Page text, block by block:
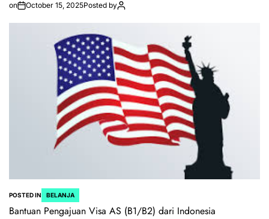
on October 15, 2025Posted by
POSTED IN BELANJA
Bantuan Pengajuan Visa AS (B1/B2) dari Indonesia